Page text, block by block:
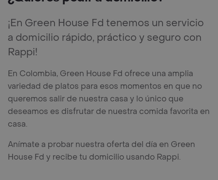
¡En Green House Fd tenemos un servicio
a domicilio rápido, práctico y seguro con
Rappi!
En Colombia, Green House Fd ofrece una amplia
variedad de platos para esos momentos en que no
queremos salir de nuestra casa y lo único que
deseamos es disfrutar de nuestra comida favorita en
casa.
Anímate a probar nuestra oferta del día en Green
House Fd y recibe tu domicilio usando Rappi.